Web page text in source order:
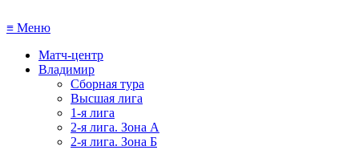
≡ Меню
Матч-центр
Владимир
Сборная тура
Высшая лига
1-я лига
2-я лига. Зона А
2-я лига. Зона Б